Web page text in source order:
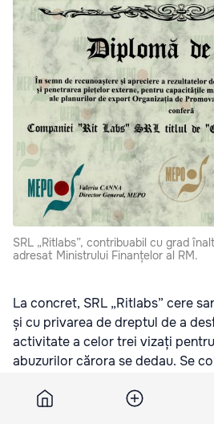
SRL „Ritlabs”, contribuabil cu grad
adresat Ministrului Finanțelor al RM.
La concret, SRL „Ritlabs” cere
și cu privarea de dreptul de a
activitate a celor trei vizați
abuzurilor cărora se dedau. Se
- Bița Vitalie, cu locul de muncă